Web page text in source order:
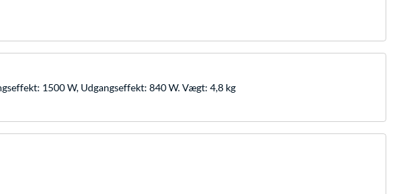
1500 W, Udgangseffekt: 840 W. Vægt: 4,8 kg